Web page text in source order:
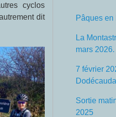
cyclos
dit
Pâques
La
mars 2026.
7 février
Sortie
2025